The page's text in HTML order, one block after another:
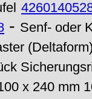
- Senf- oder
x 240 mm